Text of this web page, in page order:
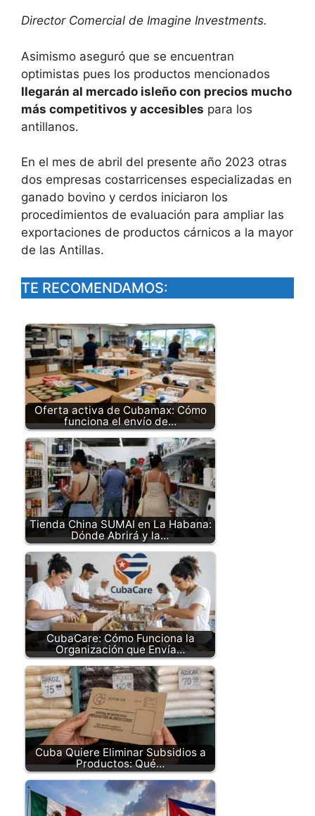
Director Comercial de Imagine Investments.
Asimismo aseguró que se encuentran
optimistas pues los productos mencionados
llegarán al mercado isleño con precios mucho
más competitivos y accesibles para los
antillanos.
En el mes de abril del presente año 2023 otras
dos empresas costarricenses especializadas en
ganado bovino y cerdos iniciaron los
procedimientos de evaluación para ampliar las
exportaciones de productos cárnicos a la mayor
de las Antillas.
TE RECOMENDAMOS:
Oferta activa de Cubamax: Cómo
funciona el envío de…
Tienda China SUMAI en La Habana:
Dónde Abrirá y la…
CubaCare: Cómo Funciona la
Organización que Envía…
Cuba Quiere Eliminar Subsidios a
Productos: Qué…